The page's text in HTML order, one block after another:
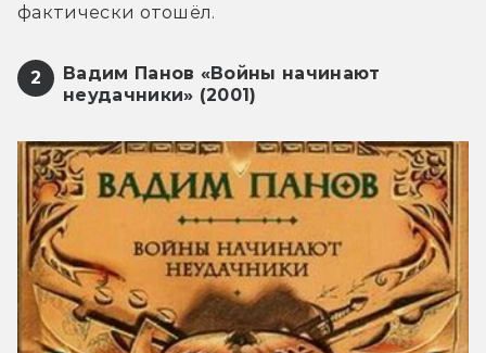
фактически отошёл.
2
Вадим Панов «Войны начинают
неудачники» (2001)